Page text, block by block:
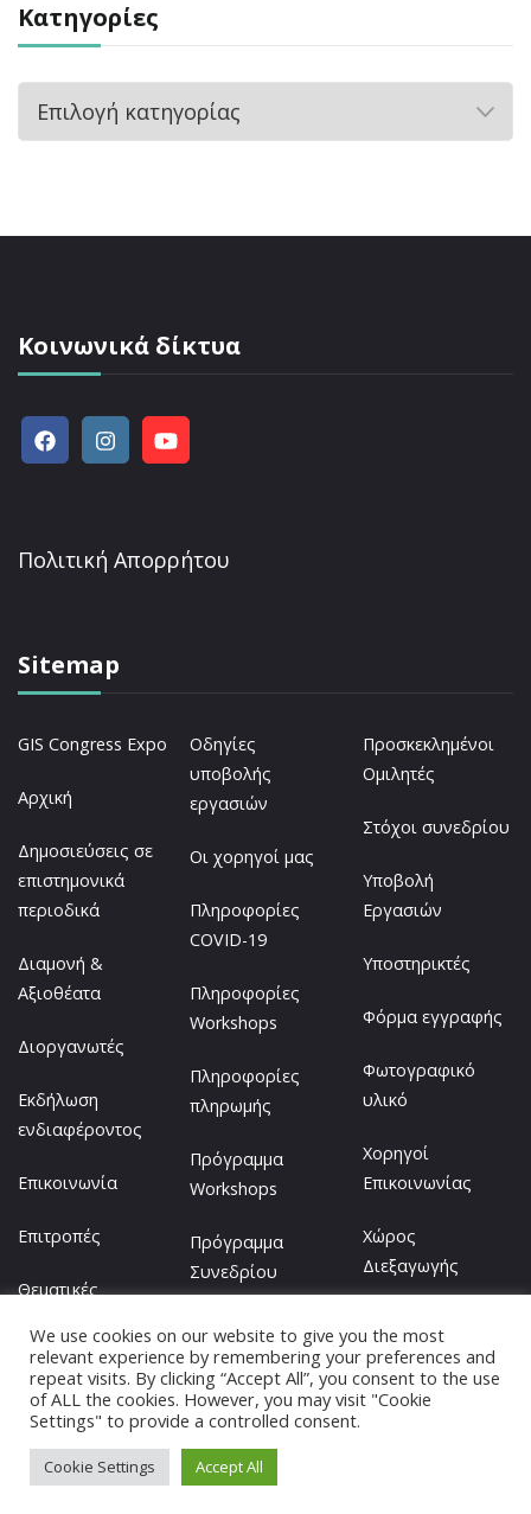
Kατηγορίες
Kατηγορίες
Κοινωνικά δίκτυα
Πολιτική Απορρήτου
Sitemap
GIS Congress Expo
Αρχική
Δημοσιεύσεις σε
επιστημονικά
περιοδικά
Διαμονή &
Αξιοθέατα
Διοργανωτές
Εκδήλωση
ενδιαφέροντος
Επικοινωνία
Επιτροπές
Θεματικές
Οδηγίες
υποβολής
εργασιών
Οι χορηγοί μας
Πληροφορίες
COVID-19
Πληροφορίες
Workshops
Πληροφορίες
πληρωμής
Πρόγραμμα
Workshops
Πρόγραμμα
Συνεδρίου
Προσκεκλημένοι
Ομιλητές
Στόχοι συνεδρίου
Υποβολή
Εργασιών
Υποστηρικτές
Φόρμα εγγραφής
Φωτογραφικό
υλικό
Χορηγοί
Επικοινωνίας
Χώρος
Διεξαγωγής
© Copyright 2021-2022, Ερευνητική Μονάδα GIS ΓΠΑ,
Ιερά Οδός 75, 118 55
We use cookies on our website to give you the most
relevant experience by remembering your preferences and
repeat visits. By clicking “Accept All”, you consent to the use
of ALL the cookies. However, you may visit "Cookie
Settings" to provide a controlled consent.
Cookie Settings Accept All